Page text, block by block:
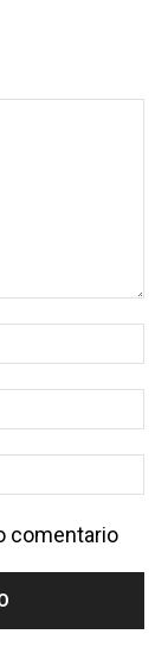
comentario